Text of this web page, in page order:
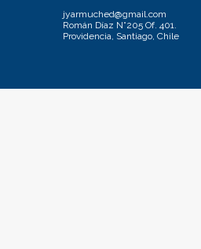
jyarmuched@gmail.com
Román Díaz N°205 Of. 401.
Providencia, Santiago, Chile